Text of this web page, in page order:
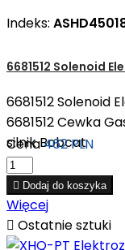
Indeks:
6681512 Solenoid
6681512 Solenoid
6681512 Cewka
silnik Bobcat
Cena462 PLN
 Dodaj do koszyka
Więcej
 Ostatnie sztuki